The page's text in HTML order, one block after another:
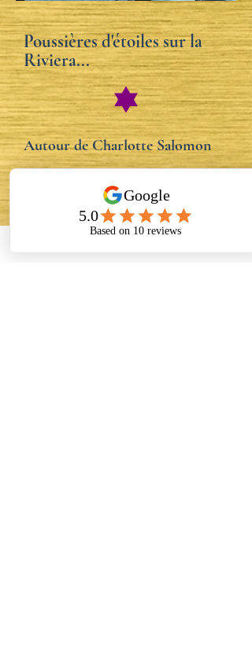
Poussières d'étoiles sur la
Riviera...
Autour de Charlotte Salomon
Nice, entre histoire et mémoire
La Villa Kérylos et la Villa